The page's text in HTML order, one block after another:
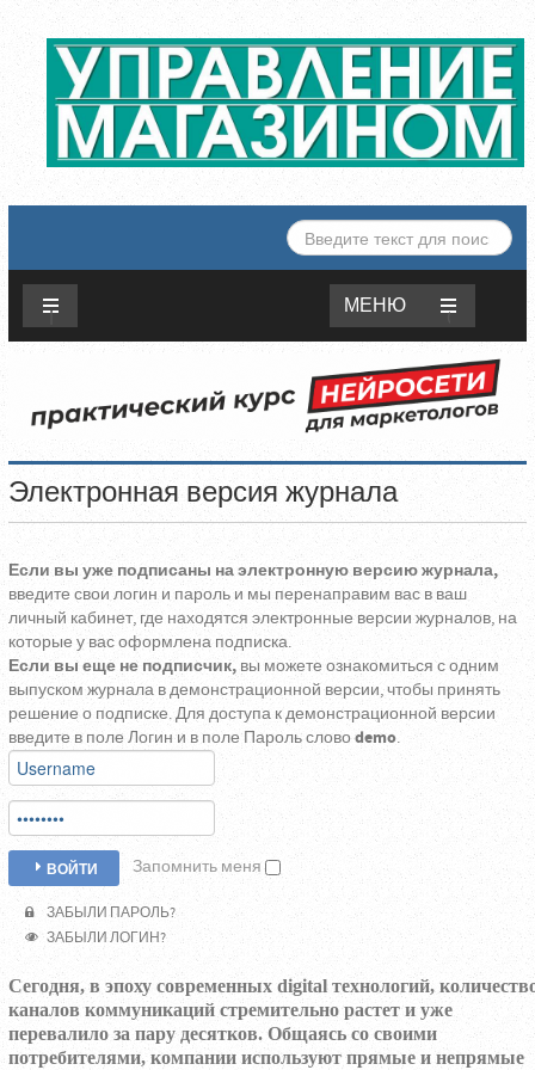
ИСКАТЬ...
МЕНЮ
Электронная версия журнала
Если вы уже подписаны на электронную версию журнала,
введите свои логин и пароль и мы перенаправим вас в ваш
личный кабинет, где находятся электронные версии журналов, на
которые у вас оформлена подписка.
Если вы еще не подписчик, вы можете ознакомиться с одним
выпуском журнала в демонстрационной версии, чтобы принять
решение о подписке. Для доступа к демонстрационной версии
введите в поле Логин и в поле Пароль словоdemo.
ВОЙТИ Запомнить меня
ЗАБЫЛИ ПАРОЛЬ?
ЗАБЫЛИ ЛОГИН?
Сегодня, в эпоху современных digital технологий,
каналов коммуникаций стремительно растет и уже
перевалило за пару десятков. Общаясь со своими
потребителями, компании используют прямые и непрямые